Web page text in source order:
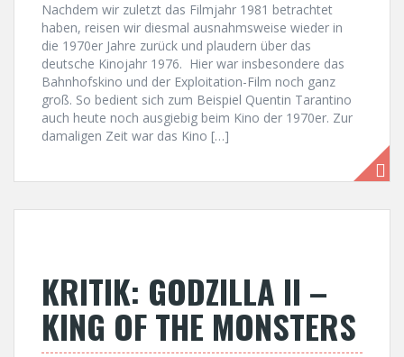
Nachdem wir zuletzt das Filmjahr 1981 betrachtet
haben, reisen wir diesmal ausnahmsweise wieder in
die 1970er Jahre zurück und plaudern über das
deutsche Kinojahr 1976. Hier war insbesondere das
Bahnhofskino und der Exploitation-Film noch ganz
groß. So bedient sich zum Beispiel Quentin Tarantino
auch heute noch ausgiebig beim Kino der 1970er. Zur
damaligen Zeit war das Kino […]
KRITIK: GODZILLA II –
KING OF THE MONSTERS